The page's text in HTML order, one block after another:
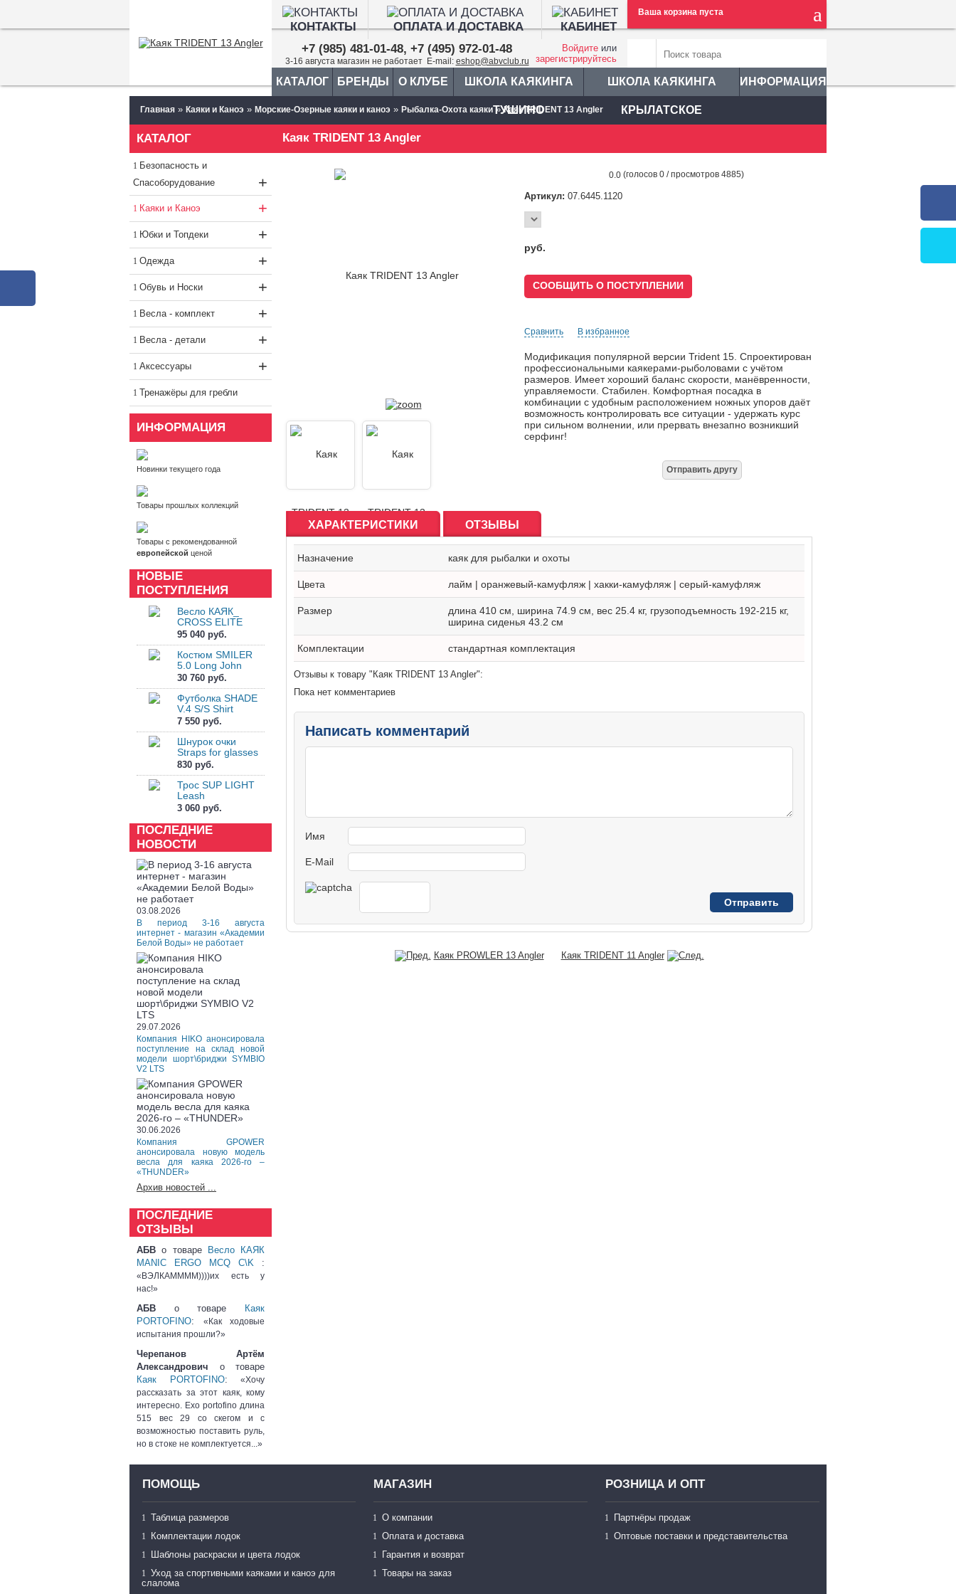
КОНТАКТЫ ОПЛАТА И ДОСТАВКА КАБИНЕТ
Ваша корзина пуста
+7 (985) 481-01-48, +7 (495) 972-01-48
3-16 августа магазин не работает E-mail: eshop@abvclub.ru
Войдите или
зарегистрируйтесь
КАТАЛОГ БРЕНДЫ О КЛУБЕ ШКОЛА КАЯКИНГА
ТУШИНО
ШКОЛА КАЯКИНГА
КРЫЛАТСКОЕ
ИНФОРМАЦИЯ
Главная » Каяки и Каноэ » Морские-Озерные каяки и каноэ » Рыбалка-Охота каяки»Каяк TRIDENT 13 Angler
КАТАЛОГ
Безопасность и
Спасоборудование
+
Каяки и Каноэ +
Юбки и Топдеки +
Одежда +
Обувь и Носки +
Весла - комплект +
Весла - детали +
Аксессуары +
Тренажёры для гребли
ИНФОРМАЦИЯ
Новинки текущего года
Товары прошлых коллекций
Товары с рекомендованной
европейской ценой
НОВЫЕ
ПОСТУПЛЕНИЯ
Весло КАЯК_
CROSS ELITE
95 040 руб.
Костюм SMILER
5.0 Long John
30 760 руб.
Футболка SHADE
V.4 S/S Shirt
7 550 руб.
Шнурок очки
Straps for glasses
830 руб.
Трос SUP LIGHT
Leash
3 060 руб.
ПОСЛЕДНИЕ
НОВОСТИ
03.08.2026
В период 3-16 августа
интернет - магазин «Академии
Белой Воды» не работает
29.07.2026
Компания HIKO анонсировала
поступление на склад новой
модели шорт\бриджи SYMBIO
V2 LTS
30.06.2026
Компания GPOWER
анонсировала новую модель
весла для каяка 2026-го –
«THUNDER»
Архив новостей ...
ПОСЛЕДНИЕ
ОТЗЫВЫ
АБВ о товаре
Весло КАЯК
MANIC ERGO MCQ C\K :
«ВЭЛКАММММ))))их есть у
нас!»
АБВ о товаре
Каяк
PORTOFINO: «Как ходовые
испытания прошли?»
Черепанов Артём
Александрович о товаре
Каяк PORTOFINO: «Хочу
рассказать за этот каяк, кому
интересно. Exo portofino длина
515 вес 29 со скегом и с
возможностью поставить руль,
но в стоке не комплектуется...»
Каяк TRIDENT 13 Angler
0.0 (голосов 0 / просмотров 4885)
Артикул: 07.6445.1120
руб.
СООБЩИТЬ О ПОСТУПЛЕНИИ
Сравнить В избранное
Модификация популярной версии Trident 15. Спроектирован
профессиональными каякерами-рыболовами с учётом
размеров. Имеет хороший баланс скорости, манёвренности,
управляемости. Стабилен. Комфортная посадка в
комбинации с удобным расположением ножных упоров даёт
возможность контролировать все ситуации - удержать курс
при сильном волнении, или прервать внезапно возникший
серфинг!
ХАРАКТЕРИСТИКИ ОТЗЫВЫ
Назначение каяк для рыбалки и охоты
Цвета лайм | оранжевый-камуфляж | хакки-камуфляж | серый-камуфляж
Размер
длина 410 см, ширина 74.9 см, вес 25.4 кг, грузоподъемность 192-215 кг,
ширина сиденья 43.2 см
Комплектации стандартная комплектация
Отзывы к товару "Каяк TRIDENT 13 Angler":
Пока нет комментариев
Написать комментарий
Имя
E-Mail
Каяк PROWLER 13 Angler Каяк TRIDENT 11 Angler
ПОМОЩЬ
Таблица размеров
Комплектации лодок
Шаблоны раскраски и цвета лодок
Уход за спортивными каяками и каноэ для
слалома
МАГАЗИН
О компании
Оплата и доставка
Гарантия и возврат
Товары на заказ
РОЗНИЦА И ОПТ
Партнёры продаж
Оптовые поставки и представительства